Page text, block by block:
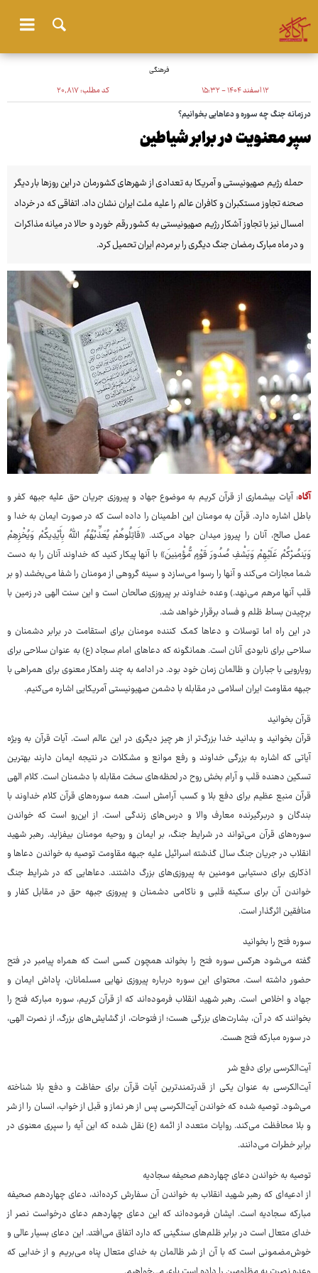
فرهنگی
۱۲ اسفند ۱۴۰۴ - ۱۵:۳۲ کد مطلب:۲۰٬۸۱۷
در زمانه جنگ چه سوره و دعاهایی بخوانیم؟
سپر معنویت در برابر شیاطین
حمله رژیم صهیونیستی و آمریکا به تعدادی از شهرهای کشورمان در این روزها بار دیگر
صحنه تجاوز مستکبران و کافران عالم را علیه ملت ایران نشان داد. اتفاقی که در خرداد
امسال نیز با تجاوز آشکار رژیم صهیونیستی به کشور رقم خورد و حالا در میانه مذاکرات
و در ماه مبارک رمضان جنگ دیگری را بر مردم ایران تحمیل کرد.
آگاه: آیات بیشماری از قرآن کریم به موضوع جهاد و پیروزی جریان حق علیه جبهه کفر و
باطل اشاره دارد. قرآن به مومنان این اطمینان را داده است که در صورت ایمان به خدا و
عمل صالح، آنان را پیروز میدان جهاد می‌کند. «قَاتِلُوهُمْ یُعَذِّبْهُمُ اللّهُ بِأَیْدِیکُمْ وَیُخْزِهِمْ
وَیَنصُرْکُمْ عَلَیْهِمْ وَیَشْفِ صُدُورَ قَوْمٍ مُّؤْمِنِینَ» با آنها پیکار کنید که خداوند آنان را به دست
شما مجازات می‌کند و آنها را رسوا می‌سازد و سینه گروهی از مومنان را شفا می‌بخشد (و بر
قلب آنها مرهم می‌نهد.) وعده خداوند بر پیروزی صالحان است و این سنت الهی در زمین با
برچیدن بساط ظلم و فساد برقرار خواهد شد.
در این راه اما توسلات و دعاها کمک کننده مومنان برای استقامت در برابر دشمنان و
سلاحی برای نابودی آنان است. همانگونه که دعاهای امام سجاد (ع) به عنوان سلاحی برای
رویارویی با جباران و ظالمان زمان خود بود. در ادامه به چند راهکار معنوی برای همراهی با
جبهه مقاومت ایران اسلامی در مقابله با دشمن صهیونیستی آمریکایی اشاره می‌کنیم.
قرآن بخوانید
قرآن بخوانید و بدانید خدا بزرگ‌تر از هر چیز دیگری در این عالم است. آیات قرآن به ویژه
آیاتی که اشاره به بزرگی خداوند و رفع موانع و مشکلات در نتیجه ایمان دارند بهترین
تسکین دهنده قلب و آرام بخش روح در لحظه‌های سخت مقابله با دشمنان است. کلام الهی
قرآن منبع عظیم برای دفع بلا و کسب آرامش است. همه سوره‌های قرآن کلام خداوند با
بندگان و دربرگیرنده معارف والا و درس‌های زندگی است. از این‌رو است که خواندن
سوره‌های قرآن می‌تواند در شرایط جنگ، بر ایمان و روحیه مومنان بیفزاید. رهبر شهید
انقلاب در جریان جنگ سال گذشته اسرائیل علیه جبهه مقاومت توصیه به خواندن دعاها و
اذکاری برای دستیابی مومنین به پیروزی‌های بزرگ داشتند. دعاهایی که در شرایط جنگ
خواندن آن برای سکینه قلبی و ناکامی دشمنان و پیروزی جبهه حق در مقابل کفار و
منافقین اثرگذار است.
سوره فتح را بخوانید
گفته می‌شود هرکس سوره فتح را بخواند همچون کسی است که همراه پیامبر در فتح
حضور داشته است. محتوای این سوره درباره پیروزی نهایی مسلمانان، پاداش ایمان و
جهاد و اخلاص است. رهبر شهید انقلاب فرموده‌اند که از قرآن کریم، سوره مبارکه فتح را
بخوانند که در آن، بشارت‌های بزرگی هست؛ از فتوحات، از گشایش‌های بزرگ، از نصرت الهی،
در سوره مبارکه فتح هست.
آیت‌الکرسی برای دفع شر
آیت‌الکرسی به عنوان یکی از قدرتمندترین آیات قرآن برای حفاظت و دفع بلا شناخته
می‌شود. توصیه شده که خواندن آیت‌الکرسی پس از هر نماز و قبل از خواب، انسان را از شر
و بلا محافظت می‌کند. روایات متعدد از ائمه (ع) نقل شده که این آیه را سپری معنوی در
برابر خطرات می‌دانند.
توصیه به خواندن دعای چهاردهم صحیفه سجادیه
از ادعیه‌ای که رهبر شهید انقلاب به خواندن آن سفارش کرده‌اند، دعای چهاردهم صحیفه
مبارکه سجادیه است. ایشان فرموده‌اند که این دعای چهاردهم دعای درخواست نصر از
خدای متعال است در برابر ظلم‌های سنگینی که دارد اتفاق می‌افتد. این دعای بسیار عالی و
خوش‌مضمونی است که با آن از شر ظالمان به خدای متعال پناه می‌بریم و از خدایی که